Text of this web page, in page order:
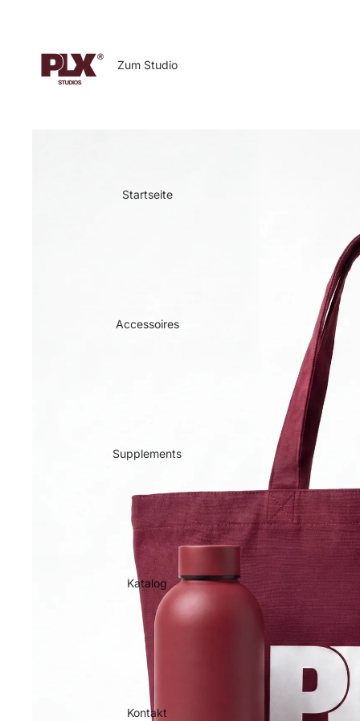
Zum Studio
Startseite
Accessoires
Supplements
Katalog
Kontakt